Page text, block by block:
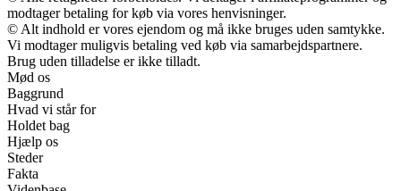
modtager betaling for køb via vores henvisninger.
© Alt indhold er vores ejendom og må ikke bruges uden samtykke.
Vi modtager muligvis betaling ved køb via samarbejdspartnere.
Brug uden tilladelse er ikke tilladt.
Mød os
Baggrund
Hvad vi står for
Holdet bag
Hjælp os
Steder
Fakta